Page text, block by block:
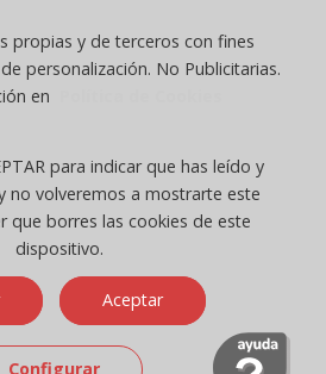
reservados
©gruposelfpaper.org están gestionadas, y
de Valencia ( España ) CEE:
Folio 1, Sección 8, Hoja V-85203.
5.0 (linux; android 14; pixel 8)
like gecko) chrome/131.0.0.0 mobile
Chrome
propias y de terceros con fines
personalización. No Publicitarias.
en
para indicar que has leído y
no volveremos a mostrarte este
que borres las cookies de este
dispositivo.
Aceptar
Configurar